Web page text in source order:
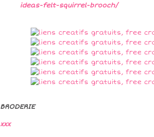
ideas-felt-squirrel-brooch/
BRODERIE
xxx